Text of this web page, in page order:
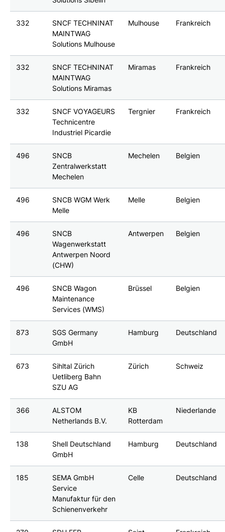
332
SNCF TECHNINAT
MAINTWAG
Solutions Mulhouse
Mulhouse Frankreich
332
SNCF TECHNINAT
MAINTWAG
Solutions Miramas
Miramas Frankreich
332
SNCF VOYAGEURS
Technicentre
Industriel Picardie
Tergnier Frankreich
496
SNCB
Zentralwerkstatt
Mechelen
Mechelen Belgien
496
SNCB WGM Werk
Melle
Melle Belgien
496
SNCB
Wagenwerkstatt
Antwerpen Noord
(CHW)
Antwerpen Belgien
496
SNCB Wagon
Maintenance
Services (WMS)
Brüssel Belgien
873
SGS Germany
GmbH
Hamburg Deutschland
673
Sihltal Zürich
Uetliberg Bahn
SZU AG
Zürich Schweiz
366
ALSTOM
Netherlands B.V.
KB
Rotterdam
Niederlande
138
Shell Deutschland
GmbH
Hamburg Deutschland
185
SEMA GmbH
Service
Manufaktur für den
Schienenverkehr
Celle Deutschland